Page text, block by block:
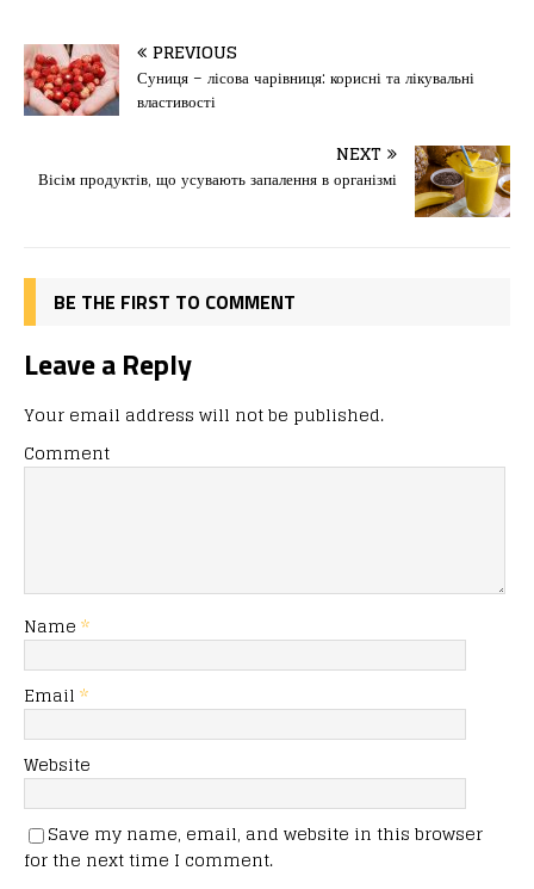
c
e
b
o
o
st
o
d
o
n
ai
l
іл
и
т
ис
я
PREVIOUS
Суниця – лісова чарівниця: корисні та лікувальні
властивості
NEXT
Вісім продуктів, що усувають запалення в організмі
BE THE FIRST TO COMMENT
Leave a Reply
Your email address will not be published.
Comment
Name *
Email *
Website
Save my name, email, and website in this browser
for the next time I comment.